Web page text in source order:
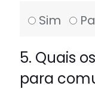
Sim
5. Quais
para